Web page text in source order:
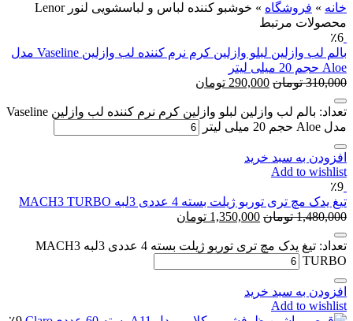
خانه » فروشگاه » خوشبو کننده لباس و لباسشویی لنور Lenor
محصولات مرتبط
٪6
بالم لب وازلین لبلو وازلین کرم نرم کننده لب وازلین Vaseline مدل
Aloe حجم 20 میلی لیتر
310,000 تومان 290,000 تومان
تعداد: بالم لب وازلین لبلو وازلین کرم نرم کننده لب وازلین Vaseline
مدل Aloe حجم 20 میلی لیتر
افزودن به سبد خرید
Add to wishlist
٪9
تیغ یدک مچ تری توربو ژیلت بسته 4 عددی 3لبه MACH3 TURBO
1,480,000 تومان 1,350,000 تومان
تعداد: تیغ یدک مچ تری توربو ژیلت بسته 4 عددی 3لبه MACH3
TURBO
افزودن به سبد خرید
Add to wishlist